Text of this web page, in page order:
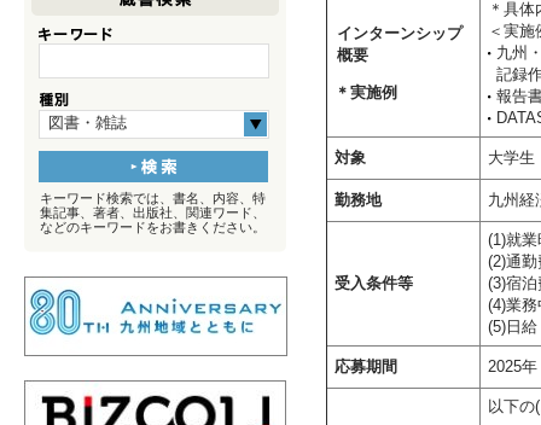
インターンシップ
概要
＊実施例
＊具
＜実施
九州
記録
報告
対象 大学生
勤務地 九州経
受入条件等
(1)就
(2)通
(3)宿
(4)業
(5)日
応募期間 2025
以下の
図書・雑誌
キーワード検索では、書名、内容、特
集記事、著者、出版社、関連ワード、
などのキーワードをお書きください。